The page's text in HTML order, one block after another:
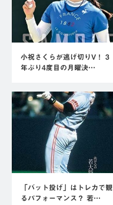
小祝さくらが逃げ切りV！ 3
年ぶり4度目の月曜決…
「バット投げ」はトレカで観
るパフォーマンス？ 若…